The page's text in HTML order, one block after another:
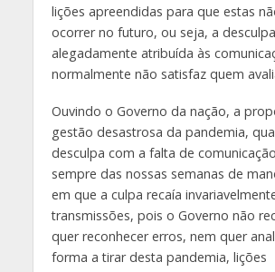
lições apreendidas para que estas
ocorrer no futuro, ou seja, a desculpa
alegadamente atribuída às
normalmente não satisfaz quem
Ouvindo o Governo da nação, a
gestão desastrosa da pandemia,
desculpa com a falta de
sempre das nossas semanas de
em que a culpa recaía
transmissões, pois o Governo não
quer reconhecer erros, nem quer
forma a tirar desta pandemia, lições